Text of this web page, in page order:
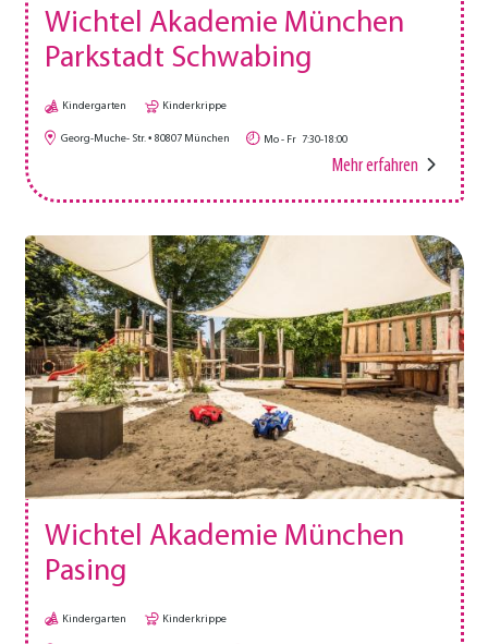
Wichtel Akademie München
Parkstadt Schwabing
Kindergarten Kinderkrippe
Georg-Muche- Str. 80807 München Mo - Fr 7:30-18:00
Mehr erfahren
Wichtel Akademie München
Pasing
Kindergarten Kinderkrippe